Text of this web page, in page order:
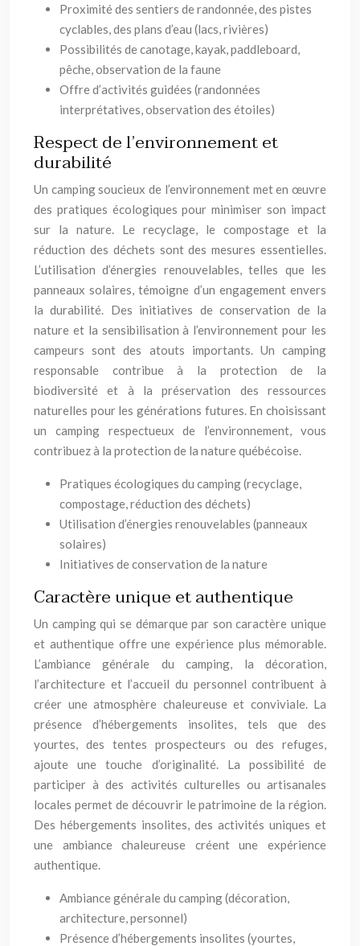
Proximité des sentiers de randonnée, des pistes
cyclables, des plans d’eau (lacs, rivières)
Possibilités de canotage, kayak, paddleboard,
pêche, observation de la faune
Offre d’activités guidées (randonnées
interprétatives, observation des étoiles)
Respect de l’environnement et
durabilité
Un camping soucieux de l’environnement met en œuvre
des pratiques écologiques pour minimiser son impact
sur la nature. Le recyclage, le compostage et la
réduction des déchets sont des mesures essentielles.
L’utilisation d’énergies renouvelables, telles que les
panneaux solaires, témoigne d’un engagement envers
la durabilité. Des initiatives de conservation de la
nature et la sensibilisation à l’environnement pour les
campeurs sont des atouts importants. Un camping
responsable contribue à la protection de la
biodiversité et à la préservation des ressources
naturelles pour les générations futures. En choisissant
un camping respectueux de l’environnement, vous
contribuez à la protection de la nature québécoise.
Pratiques écologiques du camping (recyclage,
compostage, réduction des déchets)
Utilisation d’énergies renouvelables (panneaux
solaires)
Initiatives de conservation de la nature
Caractère unique et authentique
Un camping qui se démarque par son caractère unique
et authentique offre une expérience plus mémorable.
L’ambiance générale du camping, la décoration,
l’architecture et l’accueil du personnel contribuent à
créer une atmosphère chaleureuse et conviviale. La
présence d’hébergements insolites, tels que des
yourtes, des tentes prospecteurs ou des refuges,
ajoute une touche d’originalité. La possibilité de
participer à des activités culturelles ou artisanales
locales permet de découvrir le patrimoine de la région.
Des hébergements insolites, des activités uniques et
une ambiance chaleureuse créent une expérience
authentique.
Ambiance générale du camping (décoration,
architecture, personnel)
Présence d’hébergements insolites (yourtes,